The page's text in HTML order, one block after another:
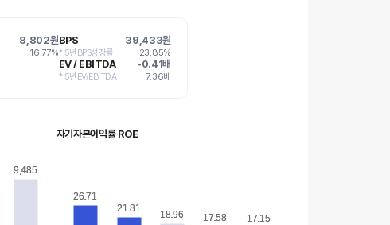
8,802원
16.77%
BPS 39,433원
* 5년BPS성장률 23.85%
EV / EBITDA -0.41배
* 5년EV/EBITDA 7.36배
9,485
9,485
자기자본이익률 ROE
26.71
26.71
21.81
21.81
18.96
18.96 17.58
17.58 17.15
17.15